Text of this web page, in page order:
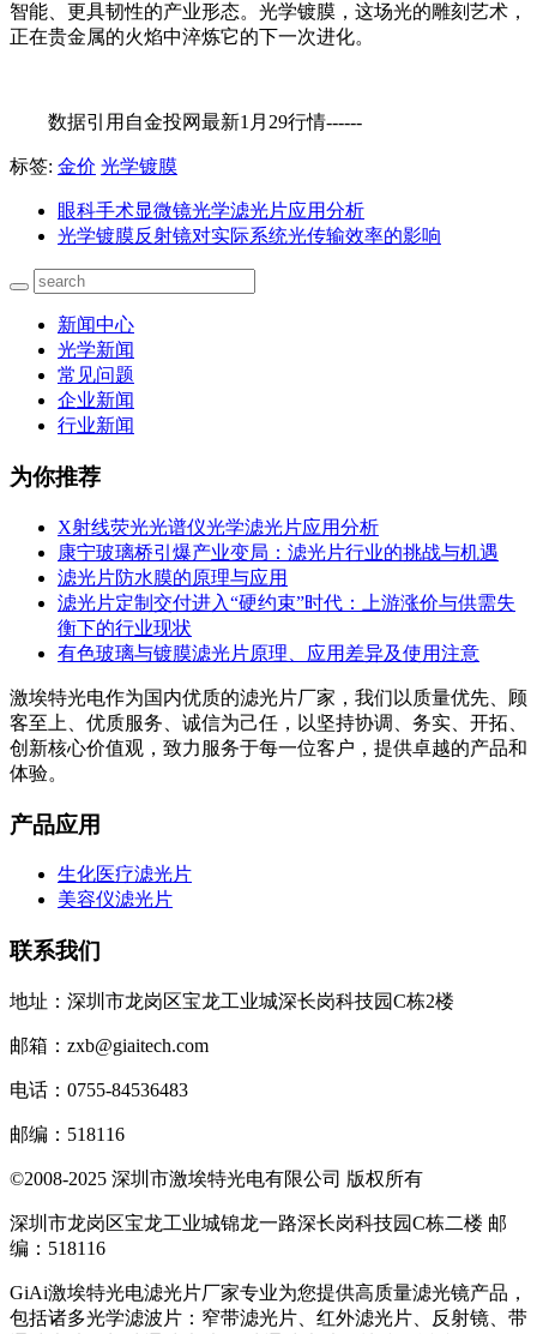
智能、更具韧性的产业形态。光学镀膜，这场光的雕刻艺术，
正在贵金属的火焰中淬炼它的下一次进化。
数据引用自金投网最新1月29行情------
标签: 金价 光学镀膜
眼科手术显微镜光学滤光片应用分析
光学镀膜反射镜对实际系统光传输效率的影响
新闻中心
光学新闻
常见问题
企业新闻
行业新闻
为你推荐
X射线荧光光谱仪光学滤光片应用分析
康宁玻璃桥引爆产业变局：滤光片行业的挑战与机遇
滤光片防水膜的原理与应用
滤光片定制交付进入“硬约束”时代：上游涨价与供需失
衡下的行业现状
有色玻璃与镀膜滤光片原理、应用差异及使用注意
激埃特光电作为国内优质的滤光片厂家，我们以质量优先、顾
客至上、优质服务、诚信为己任，以坚持协调、务实、开拓、
创新核心价值观，致力服务于每一位客户，提供卓越的产品和
体验。
产品应用
生化医疗滤光片
美容仪滤光片
联系我们
地址：深圳市龙岗区宝龙工业城深长岗科技园C栋2楼
邮箱：zxb@giaitech.com
电话：0755-84536483
邮编：518116
©2008-2025 深圳市激埃特光电有限公司 版权所有
深圳市龙岗区宝龙工业城锦龙一路深长岗科技园C栋二楼 邮
编：518116
GiAi激埃特光电滤光片厂家专业为您提供高质量滤光镜产品，
包括诸多光学滤波片：窄带滤光片、红外滤光片、反射镜、带